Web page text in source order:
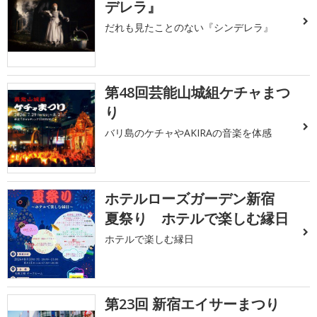
デレラ』
だれも見たことのない『シンデレラ』
第48回芸能山城組ケチャまつ
り
バリ島のケチャやAKIRAの音楽を体感
ホテルローズガーデン新宿
夏祭り ホテルで楽しむ縁日
ホテルで楽しむ縁日
第23回 新宿エイサーまつり